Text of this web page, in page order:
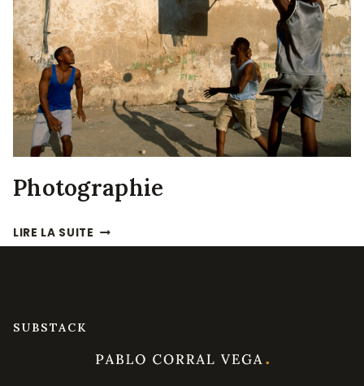
Photographie
LIRE LA SUITE PHOTOGRAPHIE
SUBSTACK